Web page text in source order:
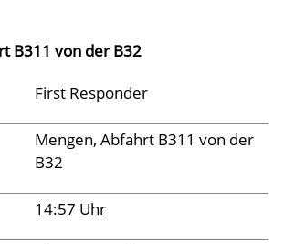
B311 von der B32
First Responder
Mengen, Abfahrt B311 von der
B32
14:57 Uhr